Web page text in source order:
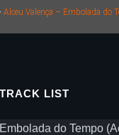
Alceu Valença – Embolada do
TRACK LIST
Embolada do Tempo